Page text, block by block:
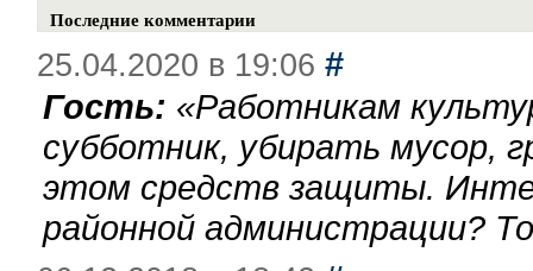
Последние комментарии
25.04.2020 в 19:06 #
Гость: «Работникам
субботник, убирать мусор,
этом средств защиты.
районной администрации?